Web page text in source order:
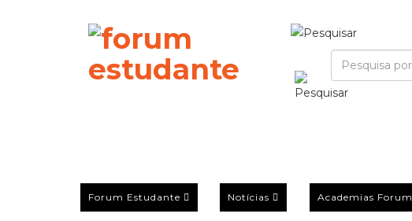
Forum Estudante Notícias Academias Forum